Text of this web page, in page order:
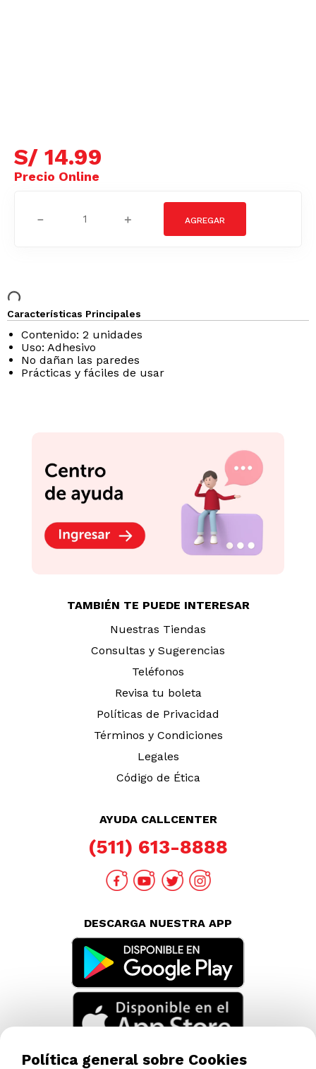
S/ 14.99
＋
－
Características Principales
Contenido: 2 unidades
Uso: Adhesivo
No dañan las paredes
Prácticas y fáciles de usar
TAMBIÉN TE PUEDE INTERESAR
Nuestras Tiendas
Consultas y Sugerencias
Teléfonos
Revisa tu boleta
Políticas de Privacidad
Términos y Condiciones
Legales
Código de Ética
AYUDA CALLCENTER
(511) 613-8888
DESCARGA NUESTRA APP
Política general sobre Cookies